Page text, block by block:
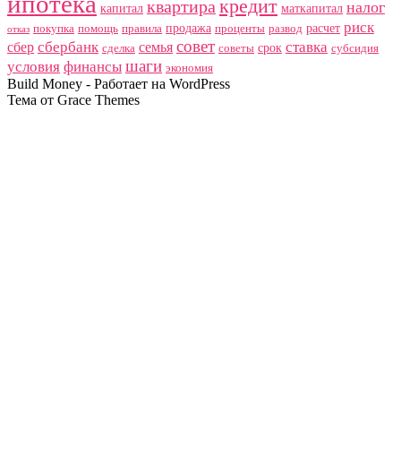
капитал квартира кредит маткапитал налог
отказ покупка помощь правила продажа проценты развод расчет риск
сбер сбербанк сделка семья совет советы срок ставка субсидия
условия финансы шаги экономия
Build Money - Работает на WordPress
Тема от Grace Themes